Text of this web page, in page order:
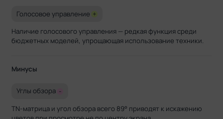
Голосовое управление +
Наличие голосового управления — редкая функция среди
бюджетных моделей, упрощающая использование техники.
Минусы
Углы обзора -
TN-матрица и угол обзора всего 89° приводят к искажению